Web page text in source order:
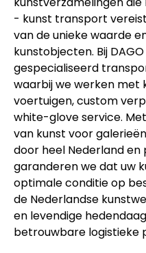
- kunst transport
van de unieke waarde
kunstobjecten. Bij
gespecialiseerd
waarbij we werken
voertuigen, custom
white-glove service.
van kunst voor
door heel Nederland
garanderen we dat uw
optimale conditie op
de Nederlandse
en levendige
betrouwbare logistieke